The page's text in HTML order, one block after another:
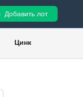
Добавить лот
Цинк